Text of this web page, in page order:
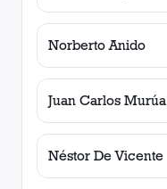
Norberto Anido
Juan Carlos Murúa
Néstor De Vicente